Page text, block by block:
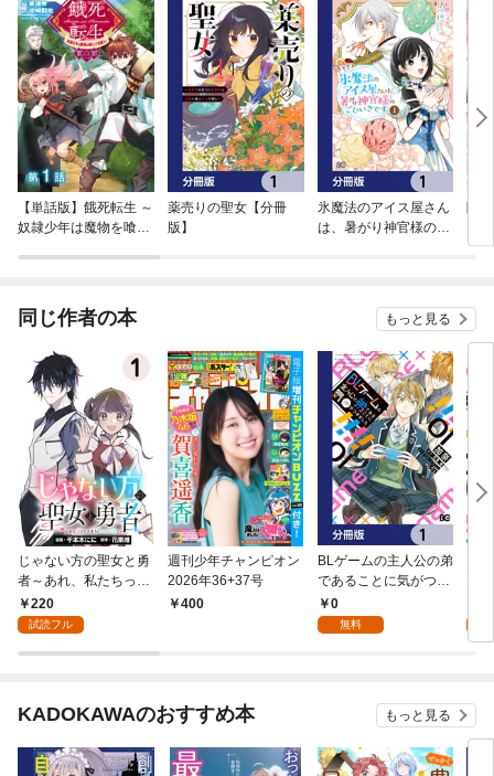
【単話版】餓死転生 ～
奴隷少年は魔物を喰ら
薬売りの聖女【分冊
版】
氷魔法のアイス屋さん
は、暑がり神官様のご
同じ作者の本 もっと見る
じゃない方の聖女と勇
者～あれ、私たちって
本当に『じゃない
方』？～(話売り) #1
220
試読フル
週刊少年チャンピオン
2026年36+37号
400
BLゲームの主人公の弟
であることに気がつき
ました【分冊版】 1
0
無料
で
KADOKAWAのおすすめ本 もっと見る